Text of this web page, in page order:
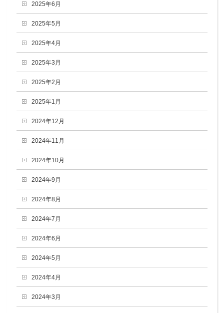
2025年6月
2025年5月
2025年4月
2025年3月
2025年2月
2025年1月
2024年12月
2024年11月
2024年10月
2024年9月
2024年8月
2024年7月
2024年6月
2024年5月
2024年4月
2024年3月